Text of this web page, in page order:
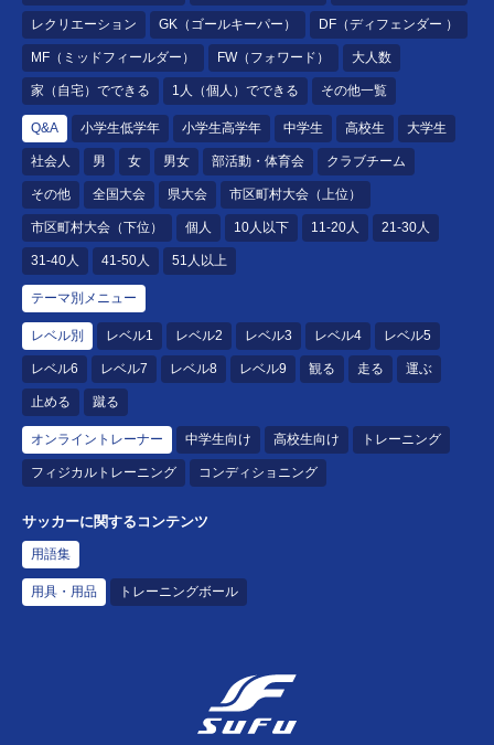
レクリエーション GK（ゴールキーパー） DF（ディフェンダー ）
MF（ミッドフィールダー） FW（フォワード） 大人数
家（自宅）でできる 1人（個人）でできる その他一覧
Q&A 小学生低学年 小学生高学年 中学生 高校生 大学生
社会人 男 女 男女 部活動・体育会 クラブチーム
その他 全国大会 県大会 市区町村大会（上位）
市区町村大会（下位） 個人 10人以下 11-20人 21-30人
31-40人 41-50人 51人以上
テーマ別メニュー
レベル別 レベル1 レベル2 レベル3 レベル4 レベル5
レベル6 レベル7 レベル8 レベル9 観る 走る 運ぶ
止める 蹴る
オンライントレーナー 中学生向け 高校生向け トレーニング
フィジカルトレーニング コンディショニング
サッカーに関するコンテンツ
用語集
用具・用品 トレーニングボール